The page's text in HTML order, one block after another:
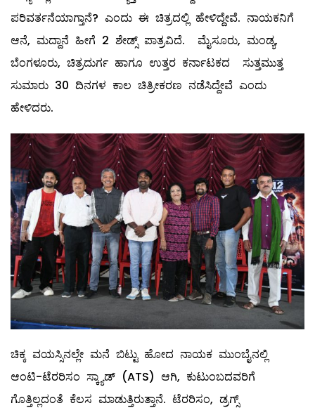
ಪರಿವರ್ತನೆಯಾಗ್ತಾನೆ? ಎಂದು ಈ ಚಿತ್ರದಲ್ಲಿ ಹೇಳಿದ್ದೇವೆ. ನಾಯಕನಿಗೆ
ಆನೆ, ಮದ್ದಾನೆ ಹೀಗೆ 2 ಶೇಡ್ಸ್ ಪಾತ್ರವಿದೆ. ಮೈಸೂರು, ಮಂಡ್ಯ,
ಬೆಂಗಳೂರು, ಚಿತ್ರದುರ್ಗ ಹಾಗೂ ಉತ್ತರ ಕರ್ನಾಟಕದ ಸುತ್ತಮುತ್ತ
ಸುಮಾರು 30 ದಿನಗಳ ಕಾಲ ಚಿತ್ರೀಕರಣ ನಡೆಸಿದ್ದೇವೆ‌ ಎಂದು
ಹೇಳಿದರು.
ಚಿಕ್ಕ ವಯಸ್ಸಿನಲ್ಲೇ ಮನೆ ಬಿಟ್ಟು ಹೋದ ನಾಯಕ ಮುಂಬೈನಲ್ಲಿ
ಆಂಟಿ-ಟೆರರಿಸಂ ಸ್ಕ್ಯಾಡ್ (ATS) ಆಗಿ, ಕುಟುಂಬದವರಿಗೆ
ಗೊತ್ತಿಲ್ಲದಂತೆ ಕೆಲಸ ಮಾಡುತ್ತಿರುತ್ತಾನೆ. ಟೆರರಿಸಂ, ಡ್ರಗ್ಸ್